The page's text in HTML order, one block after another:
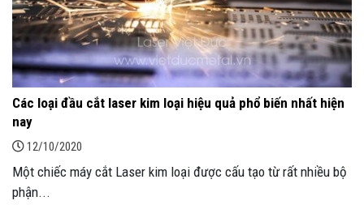
Các loại đầu cắt laser kim loại hiệu quả phổ biến nhất hiện
nay
12/10/2020
Một chiếc máy cắt Laser kim loại được cấu tạo từ rất nhiều bộ
phận...